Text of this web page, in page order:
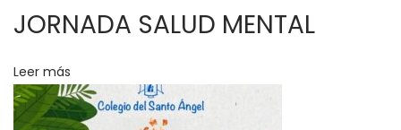
e
l
i
JORNADA SALUD MENTAL
Leer más